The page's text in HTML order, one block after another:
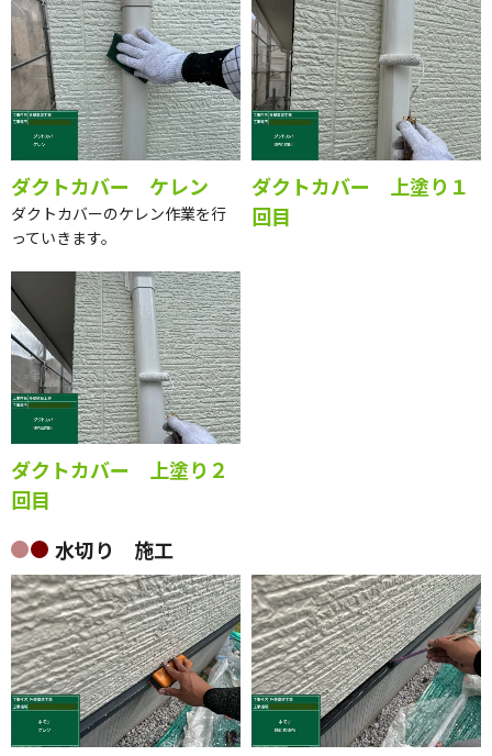
ダクトカバー ケレン
ダクトカバーのケレン作業を行
っていきます。
ダクトカバー 上塗り１
回目
ダクトカバー 上塗り２
回目
水切り 施工